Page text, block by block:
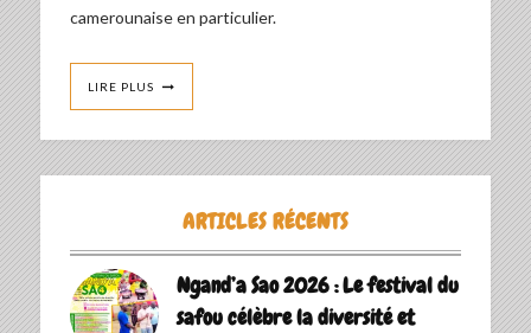
camerounaise en particulier.
LIRE PLUS
ARTICLES RÉCENTS
Ngand’a Sao 2026 : Le festival du
safou célèbre la diversité et